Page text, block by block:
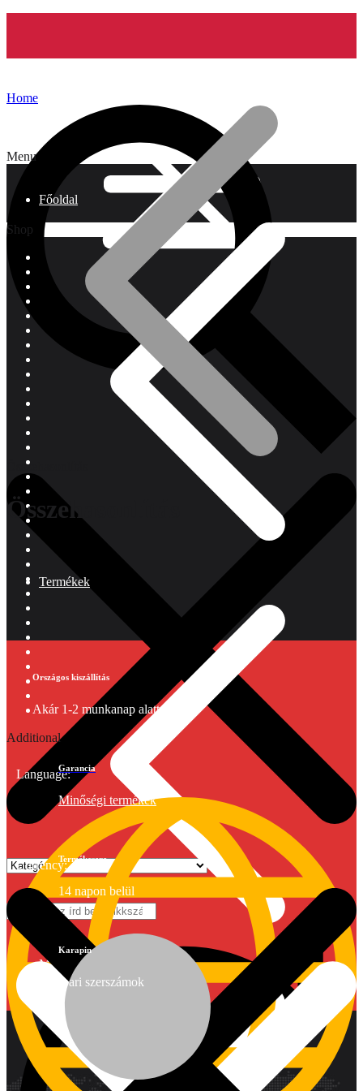
Menu
Főoldal
Termékek
Márkák
Shop
Additional
Language:
Currency:
Home
Összehasonlítás
Összehasonlítás
Országos kiszállítás
Akár 1-2 munkanap alatt
Garancia
Minőségi termékek
Termékcsere
14 napon belül
Karapin
Ipari szerszámok